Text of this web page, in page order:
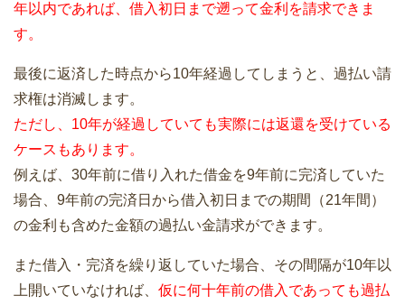
年以内であれば、借入初日まで遡って金利を請求できま
す。
最後に返済した時点から10年経過してしまうと、過払い請
求権は消滅します。
ただし、10年が経過していても実際には返還を受けている
ケースもあります。
例えば、30年前に借り入れた借金を9年前に完済していた
場合、9年前の完済日から借入初日までの期間（21年間）
の金利も含めた金額の過払い金請求ができます。
また借入・完済を繰り返していた場合、その間隔が10年以
上開いていなければ、 仮に何十年前の借入であっても過払